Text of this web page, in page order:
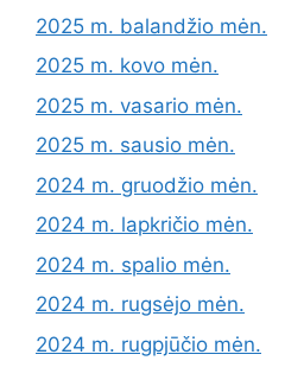
2025 m. balandžio mėn.
2025 m. kovo mėn.
2025 m. vasario mėn.
2025 m. sausio mėn.
2024 m. gruodžio mėn.
2024 m. lapkričio mėn.
2024 m. spalio mėn.
2024 m. rugsėjo mėn.
2024 m. rugpjūčio mėn.